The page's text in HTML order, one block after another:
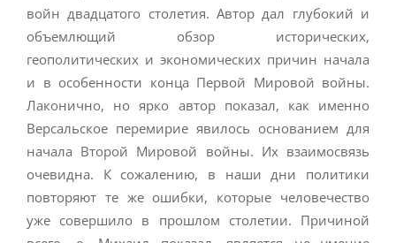
войн двадцатого столетия. Автор дал глубокий и
объемлющий обзор исторических,
геополитических и экономических причин начала
и в особенности конца Первой Мировой войны.
Лаконично, но ярко автор показал, как именно
Версальское перемирие явилось основанием для
начала Второй Мировой войны. Их взаимосвязь
очевидна. К сожалению, в наши дни политики
повторяют те же ошибки, которые человечество
уже совершило в прошлом столетии. Причиной